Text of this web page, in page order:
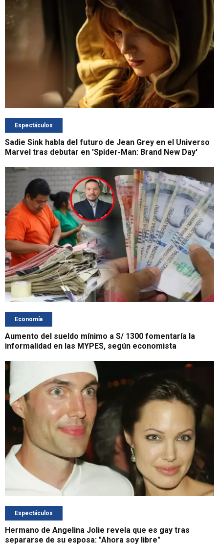
Espectáculos
Sadie Sink habla del futuro de Jean Grey en el Universo
Marvel tras debutar en 'Spider-Man: Brand New Day'
Economía
Aumento del sueldo mínimo a S/ 1300 fomentaría la
informalidad en las MYPES, según economista
Espectáculos
Hermano de Angelina Jolie revela que es gay tras
separarse de su esposa: "Ahora soy libre"